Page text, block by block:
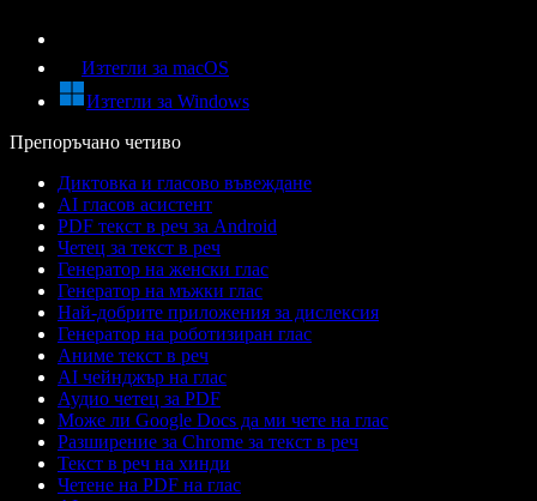
Изтегли за macOS
Изтегли за Windows
Препоръчано четиво
Диктовка и гласово въвеждане
AI гласов асистент
PDF текст в реч за Android
Четец за текст в реч
Генератор на женски глас
Генератор на мъжки глас
Най-добрите приложения за дислексия
Генератор на роботизиран глас
Аниме текст в реч
AI чейнджър на глас
Аудио четец за PDF
Може ли Google Docs да ми чете на глас
Разширение за Chrome за текст в реч
Текст в реч на хинди
Четене на PDF на глас